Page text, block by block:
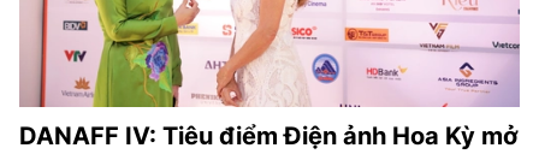
DANAFF IV: Tiêu điểm Điện ảnh Hoa Kỳ mở